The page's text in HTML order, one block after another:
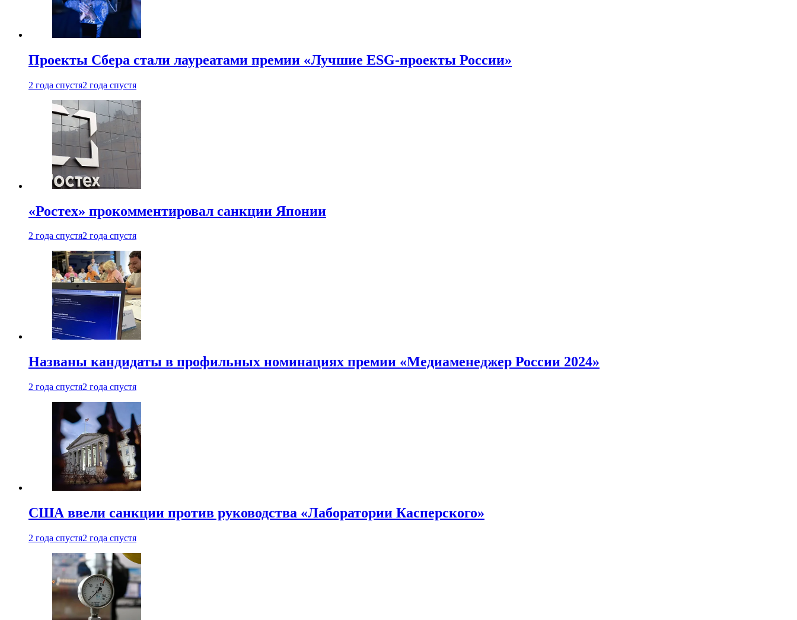
Проекты Сбера стали лауреатами премии «Лучшие ESG-проекты России»
2 года спустя2 года спустя
«Ростех» прокомментировал санкции Японии
2 года спустя2 года спустя
Названы кандидаты в профильных номинациях премии «Медиаменеджер России 2024»
2 года спустя2 года спустя
США ввели санкции против руководства «Лаборатории Касперского»
2 года спустя2 года спустя